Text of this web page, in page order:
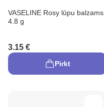
VASELINE Rosy lūpu balzams,
4.8 g
3.15 €
Pirkt